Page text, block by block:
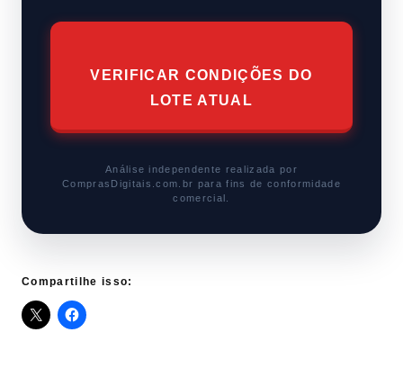
VERIFICAR CONDIÇÕES DO
LOTE ATUAL
Análise independente realizada por
ComprasDigitais.com.br para fins de conformidade
comercial.
Compartilhe isso: